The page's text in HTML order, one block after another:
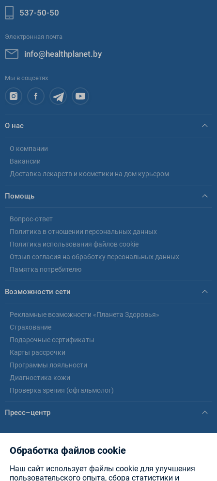
537-50-50
Электронная почта
info@healthplanet.by
Мы в соцсетях
О нас
О компании
Вакансии
Доставка лекарств и косметики на дом курьером
Помощь
Вопрос-ответ
Политика в отношении персональных данных
Политика использования файлов cookie
Отзыв согласия на обработку персональных данных
Памятка потребителю
Возможности сети
Рекламные возможности «Планета Здоровья»
Страхование
Подарочные сертификаты
Карты рассрочки
Программы лояльности
Диагностика кожи
Проверка зрения (офтальмолог)
Пресс–центр
Новости
Статьи
ИООО «Интерфармакс»
Планета Здоровья - аптеки в
Обработка файлов cookie
Наш сайт использует файлы cookie для улучшения
пользовательского опыта, сбора статистики и